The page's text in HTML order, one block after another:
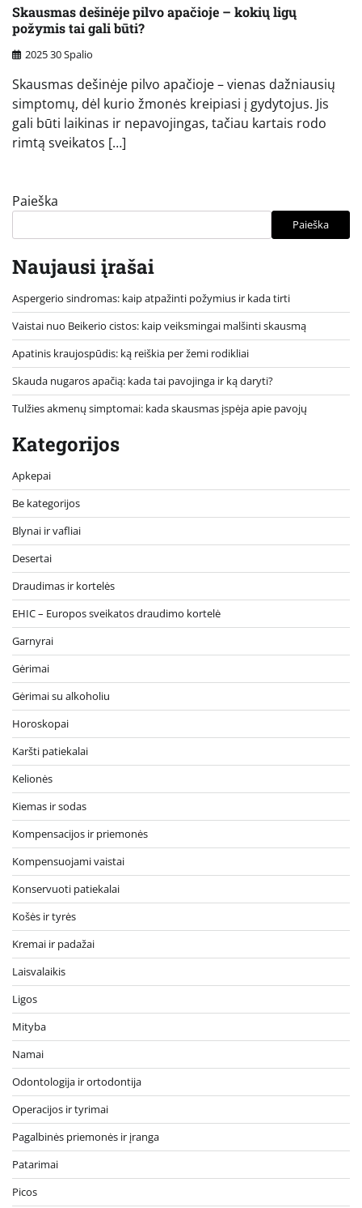
Skausmas dešinėje pilvo apačioje – kokių ligų
požymis tai gali būti?
2025 30 Spalio
Skausmas dešinėje pilvo apačioje – vienas dažniausių
simptomų, dėl kurio žmonės kreipiasi į gydytojus. Jis
gali būti laikinas ir nepavojingas, tačiau kartais rodo
rimtą sveikatos […]
Paieška
Paieška
Naujausi įrašai
Aspergerio sindromas: kaip atpažinti požymius ir kada tirti
Vaistai nuo Beikerio cistos: kaip veiksmingai malšinti skausmą
Apatinis kraujospūdis: ką reiškia per žemi rodikliai
Skauda nugaros apačią: kada tai pavojinga ir ką daryti?
Tulžies akmenų simptomai: kada skausmas įspėja apie pavojų
Kategorijos
Apkepai
Be kategorijos
Blynai ir vafliai
Desertai
Draudimas ir kortelės
EHIC – Europos sveikatos draudimo kortelė
Garnyrai
Gėrimai
Gėrimai su alkoholiu
Horoskopai
Karšti patiekalai
Kelionės
Kiemas ir sodas
Kompensacijos ir priemonės
Kompensuojami vaistai
Konservuoti patiekalai
Košės ir tyrės
Kremai ir padažai
Laisvalaikis
Ligos
Mityba
Namai
Odontologija ir ortodontija
Operacijos ir tyrimai
Pagalbinės priemonės ir įranga
Patarimai
Picos